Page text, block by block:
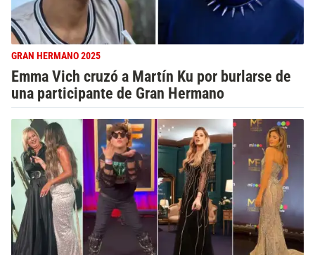
GRAN HERMANO 2025
Emma Vich cruzó a Martín Ku por burlarse de
una participante de Gran Hermano